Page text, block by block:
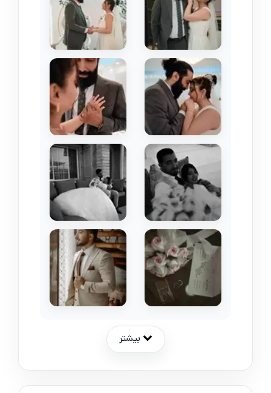
بیشتر